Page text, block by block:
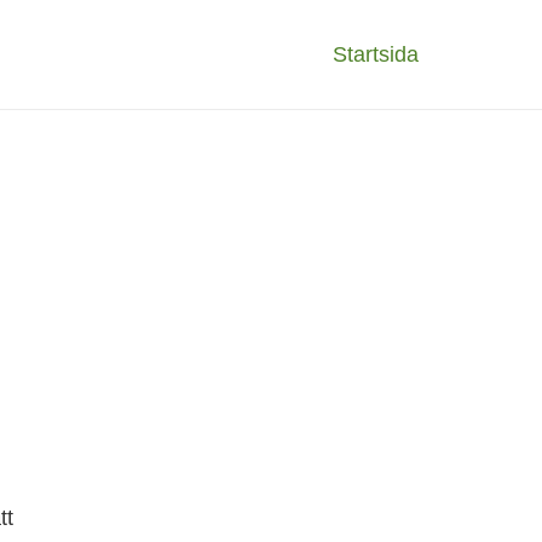
Startsida